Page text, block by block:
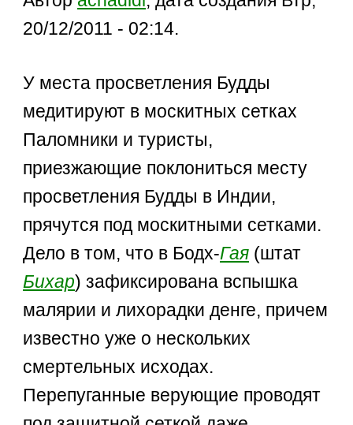
20/12/2011 - 02:14.
У места просветления Будды
медитируют в москитных сетках
Паломники и туристы,
приезжающие поклониться месту
просветления Будды в Индии,
прячутся под москитными сетками.
Дело в том, что в Бодх-Гая (штат
Бихар) зафиксирована вспышка
малярии и лихорадки денге, причем
известно уже о нескольких
смертельных исходах.
Перепуганные верующие проводят